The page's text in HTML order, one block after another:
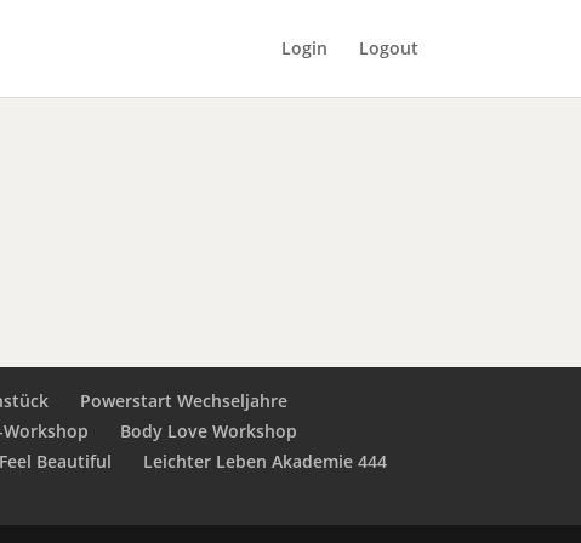
Login Logout
Powerstart Wechseljahre
Body Love Workshop
Beautiful
Leichter Leben Akademie 444